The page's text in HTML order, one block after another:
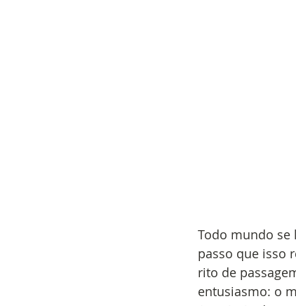
Todo mundo se
passo que isso
rito de
entusiasmo: o